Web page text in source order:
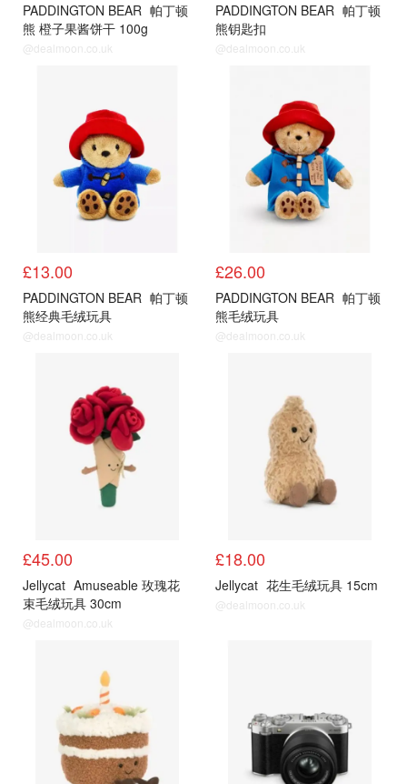
PADDINGTON BEAR 帕丁顿
熊 橙子果酱饼干 100g
@dealmoon.co.uk
PADDINGTON BEAR 帕丁顿
熊钥匙扣
@dealmoon.co.uk
£13.00
PADDINGTON BEAR 帕丁顿
熊经典毛绒玩具
@dealmoon.co.uk
£26.00
PADDINGTON BEAR 帕丁顿
熊毛绒玩具
@dealmoon.co.uk
£45.00
Jellycat Amuseable 玫瑰花
束毛绒玩具 30cm
@dealmoon.co.uk
£18.00
Jellycat 花生毛绒玩具 15cm
@dealmoon.co.uk